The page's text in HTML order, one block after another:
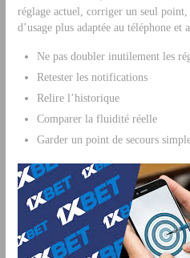
réglage actuel, corriger un seul
d’usage plus adaptée au téléphone et
Ne pas doubler inutilement les
Retester les notifications
Relire l’historique
Comparer la fluidité réelle
Garder un point de secours